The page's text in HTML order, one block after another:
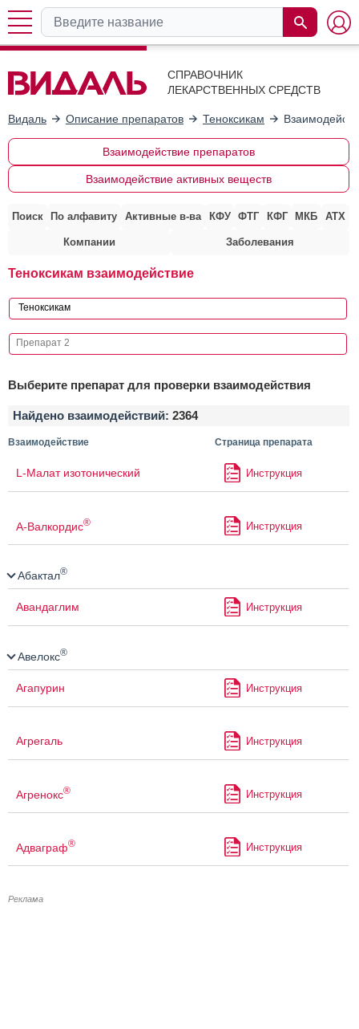
СПРАВОЧНИК
ЛЕКАРСТВЕННЫХ СРЕДСТВ
Видаль Описание препаратов Теноксикам
Взаимодействие препаратов
Взаимодействие активных веществ
Поиск По алфавиту Активные в-ва КФУ ФТГ КФГ МКБ АТХ
Компании Заболевания
Теноксикам взаимодействие
Выберите препарат для проверки взаимодействия
Найдено взаимодействий: 2364
Взаимодействие Страница препарата
L-Малат изотонический Инструкция
А-Валкордис® Инструкция
Абактал®
Авандаглим Инструкция
Авелокс®
Агапурин Инструкция
Агрегаль Инструкция
Агренокс® Инструкция
Адваграф® Инструкция
Реклама